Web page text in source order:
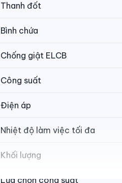
Thanh đốt
Bình chứa
Chống giật ELCB
Công suất
Điện áp
Nhiệt độ làm việc tối đa
Khối lượng
Lựa chọn công suất